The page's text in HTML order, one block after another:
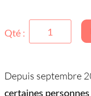
Qté :
quantité
de
suites
de
Depuis septembre
certaines